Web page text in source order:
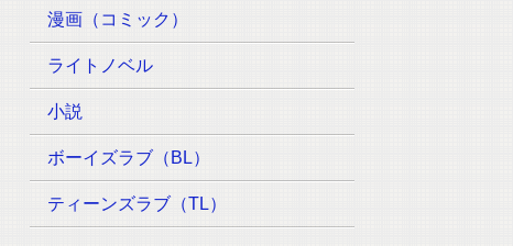
漫画（コミック）
ライトノベル
小説
ボーイズラブ（BL）
ティーンズラブ（TL）